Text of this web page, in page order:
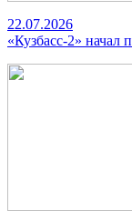
22.07.2026
«Кузбасс-2» начал